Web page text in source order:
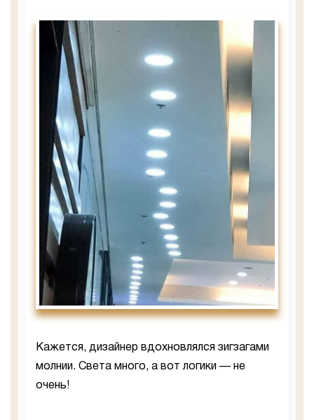
Кажется, дизайнер вдохновлялся зигзагами
молнии. Света много, а вот логики — не
очень!